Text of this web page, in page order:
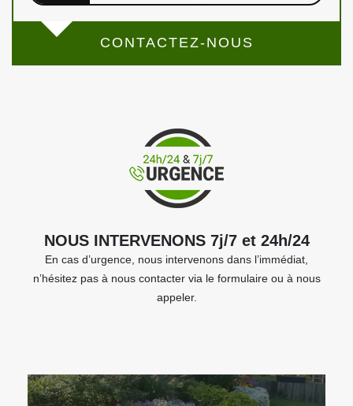
CONTACTEZ-NOUS
NOUS INTERVENONS 7j/7 et 24h/24
En cas d’urgence, nous intervenons dans l’immédiat,
n’hésitez pas à nous contacter via le formulaire ou à nous
appeler.